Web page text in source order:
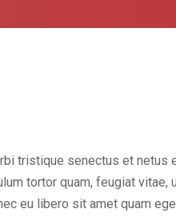
tristique senectus et netus
tortor quam, feugiat vitae,
eu libero sit amet quam